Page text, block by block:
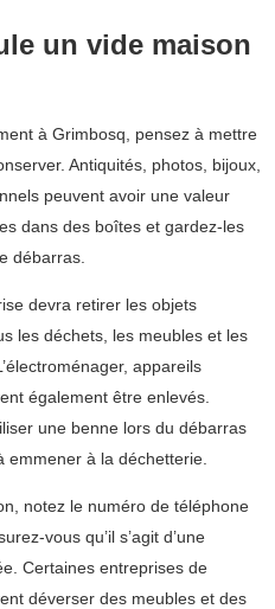
un vide maison
à Grimbosq, pensez à mettre
Antiquités, photos, bijoux,
peuvent avoir une valeur
dans des boîtes et gardez-les
débarras.
devra retirer les objets
les déchets, les meubles et les
appareils
également être enlevés.
une benne lors du débarras
emmener à la déchetterie.
notez le numéro de téléphone
vous qu’il s’agit d’une
Certaines entreprises de
déverser des meubles et des